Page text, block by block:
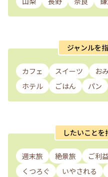
ジャンルを
カフェ スイーツ お
ホテル
ごはん パン
したいこと
週末旅 絶景旅 ご利
くつろぐ
いやされる